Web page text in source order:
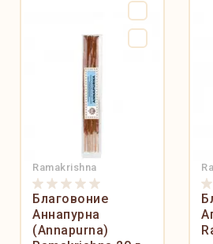
Ramakrishna
Благовоние
Аннапурна
(Annapurna)